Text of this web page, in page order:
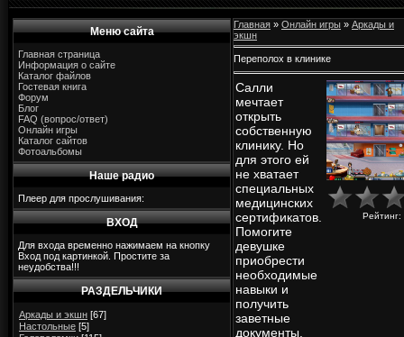
Меню сайта
Главная страница
Информация о сайте
Каталог файлов
Гостевая книга
Форум
Блог
FAQ (вопрос/ответ)
Онлайн игры
Каталог сайтов
Фотоальбомы
Наше радио
Плеер для прослушивания:
ВХОД
Для входа временно нажимаем на кнопку
Вход под картинкой. Простите за
неудобства!!!
РАЗДЕЛЬЧИКИ
Аркады и экшн [67]
Настольные [5]
Главная » Онлайн игры » Аркады и
экшн
Переполох в клинике
Салли
мечтает
открыть
собственную
клинику. Но
для этого ей
не хватает
специальных
медицинских
сертификатов.
Помогите
девушке
приобрести
необходимые
навыки и
получить
заветные
документы.
Рейтинг: